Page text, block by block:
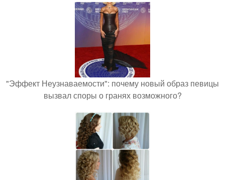
"Эффект Неузнаваемости": почему новый образ певицы
вызвал споры о гранях возможного?